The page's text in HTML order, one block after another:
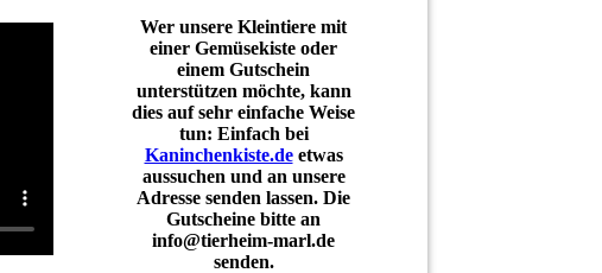
Wer unsere Kleintiere mit
einer Gemüsekiste oder
einem Gutschein
unterstützen möchte, kann
dies auf sehr einfache Weise
tun: Einfach bei
Kaninchenkiste.deetwas
aussuchen und an unsere
Adresse senden lassen. Die
Gutscheine bitte an
info@tierheim-marl.de
senden.